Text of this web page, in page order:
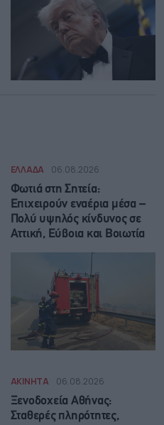
ΕΛΛΑΔΑ 06.08.2026
Φωτιά στη Σητεία:
Επιχειρούν εναέρια μέσα –
Πολύ υψηλός κίνδυνος σε
Αττική, Εύβοια και Βοιωτία
ΑΚΙΝΗΤΑ 06.08.2026
Ξενοδοχεία Αθήνας:
Σταθερές πληρότητες,